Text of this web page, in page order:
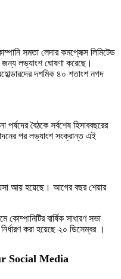
সমতা লেদার কমপ্লেক্স লিমিটেড
লভ্যাংশ ঘোষণা করেছে।
দশমিক ৪০ শতাংশ নগদ
বৈঠকে সর্বশেষ হিসাববছরের
পর লভ্যাংশ সংক্রান্ত এই
আয় হয়েছে। আগের বছর শেয়ার
কোম্পানিটির বার্ষিক সাধারণ সভা
করা হয়েছে ২০ ডিসেম্বর ।
Social Media